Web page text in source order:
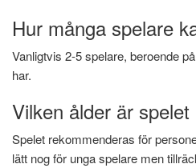
Hur många spelare
Vanligtvis 2-5 spelare, beroende
har.
Vilken ålder är
Spelet rekommenderas för
lätt nog för unga spelare men